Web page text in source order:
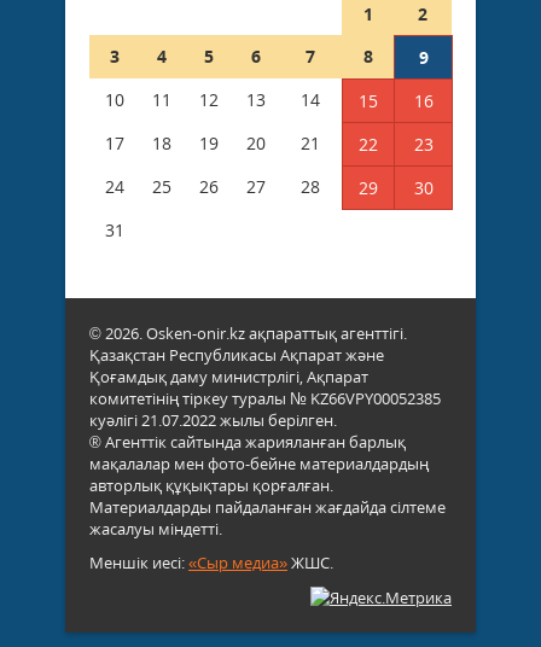
1
2
3
4 5 6 7 8
9
10
11 12 13 14 15
16
17
18 19 20 21 22
23
24
25 26 27 28 29
30
31
© 2026. Osken-onir.kz ақпараттық агенттігі.
Қазақстан Республикасы Ақпарат және
Қоғамдық даму министрлігі, Ақпарат
комитетінің тіркеу туралы № KZ66VPY00052385
куәлігі 21.07.2022 жылы берілген.
® Агенттік сайтында жарияланған барлық
мақалалар мен фото-бейне материалдардың
авторлық құқықтары қорғалған.
Материалдарды пайдаланған жағдайда сілтеме
жасалуы міндетті.
Меншік иесі:«Сыр медиа»ЖШС.